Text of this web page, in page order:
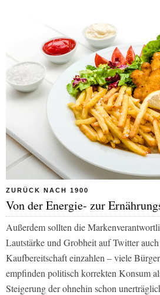
ZURÜCK NACH 1900
Von der Energie- zur
Außerdem sollten die
Lautstärke und Grobheit auf Twitter
Kaufbereitschaft einzahlen – viele
empfinden politisch korrekten Konsum
Steigerung der ohnehin schon